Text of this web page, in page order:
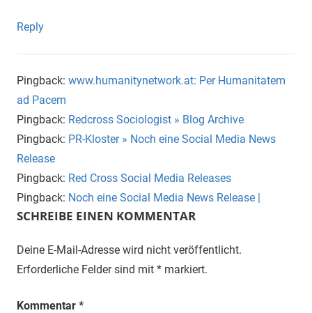
Reply
Pingback: www.humanitynetwork.at: Per Humanitatem
ad Pacem
Pingback: Redcross Sociologist » Blog Archive
Pingback: PR-Kloster » Noch eine Social Media News
Release
Pingback: Red Cross Social Media Releases
Pingback: Noch eine Social Media News Release |
SCHREIBE EINEN KOMMENTAR
Deine E-Mail-Adresse wird nicht veröffentlicht.
Erforderliche Felder sind mit * markiert.
Kommentar *